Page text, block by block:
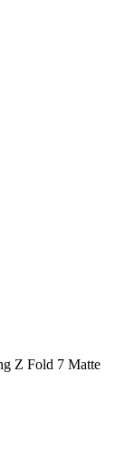
Z Fold 7 Matte